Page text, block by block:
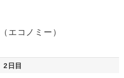
エコノミー）
2日目